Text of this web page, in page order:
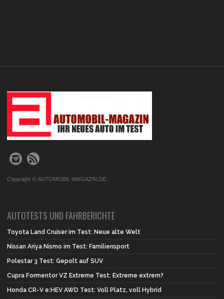
.
Copyright © AUTOMOBIL-MAGAZIN.DE.
AUTOTESTS UND FAHRBERICHTE
Toyota Land Cruiser im Test: Neue alte Welt
Nissan Ariya Nismo im Test: Familiensport
Polestar 3 Test: Gepolt auf SUV
Cupra Formentor VZ Extreme Test: Extreme extrem?
Honda CR-V e:HEV AWD Test: Voll Platz, voll Hybrid